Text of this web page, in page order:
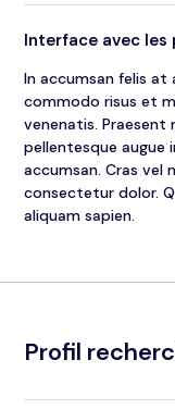
Interface avec les
In accumsan felis at
commodo risus et
venenatis. Praesent
pellentesque augue
accumsan. Cras vel
consectetur dolor.
aliquam sapien.
Profil